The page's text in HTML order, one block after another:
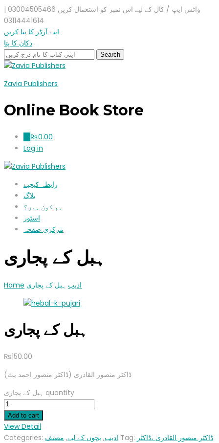
واٹس ایپ / کال کے لیے اس نمبر کو استعمال کریں 03004505466 |
03114441614
اپنے آرڈر کا پتا کریں
دکان کا پتا
Zavia Publishers
Online Book Store
₨0.00
Log in
رابطہ کیجیۓ
بلاگ
ہم کون ہیں؟
اسٹور
مرکزی صفحہ
ہبل کے پجاری
Home ادیب ہبل کے پجاری
ہبل کے پجاری
₨150.00
(ڈاکٹر منصور القادری (ڈاکٹر منصور احمد بٹ
ہبل کے پجاری quantity
Add to cart
View Detail
Categories:
ادیب, بچوں کے لیے, مصنف Tag: ڈاکٹر منصور القادری ،ڈاکٹر